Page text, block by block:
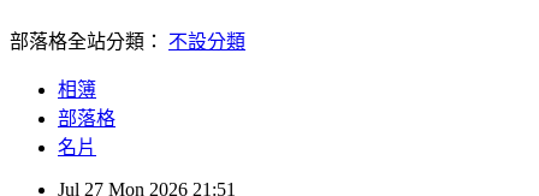
部落格全站分類： 不設分類
相簿
部落格
名片
Jul 27 Mon 2026 21:51